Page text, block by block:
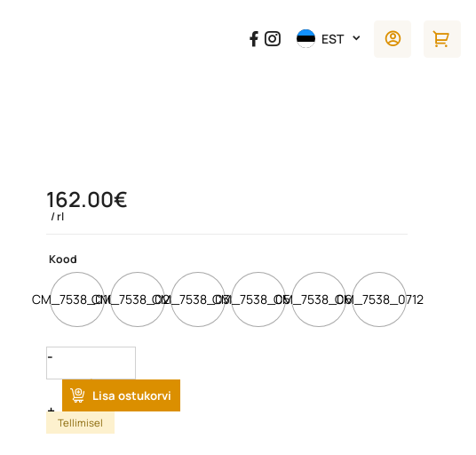
EST
162.00€
rl
Kood
CM_7538_0100CM_7538_0202CM_7538_0304CM_7538_0508CM_7538_0610CM_7538_0712
Quantity
Lisa ostukorvi
Tellimisel